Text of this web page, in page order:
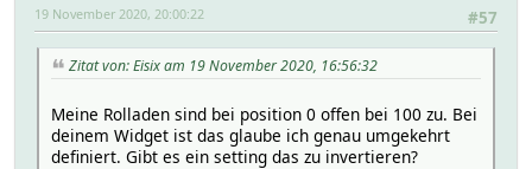
#57
19 November 2020, 20:00:22
Zitat von: Eisix am 19 November 2020, 16:56:32
Meine Rolladen sind bei position 0 offen bei 100 zu. Bei
deinem Widget ist das glaube ich genau umgekehrt
definiert. Gibt es ein setting das zu invertieren?